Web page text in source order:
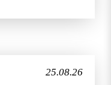
25.08.26